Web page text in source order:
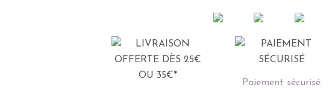
Paiement sécurisé